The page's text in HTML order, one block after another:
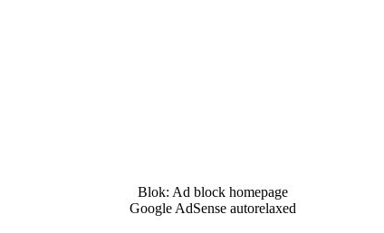
Blok: Ad block homepage
Google AdSense autorelaxed